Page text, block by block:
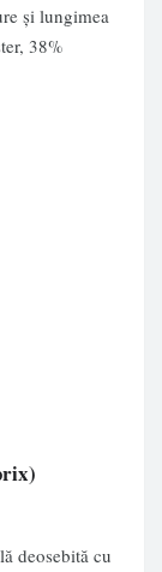
şi lungimea
38%
deosebită cu